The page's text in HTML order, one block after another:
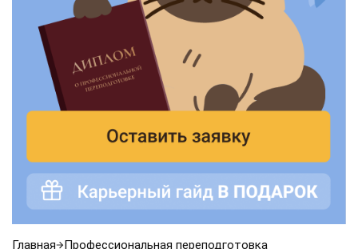
Главная
Профессиональная переподготовка